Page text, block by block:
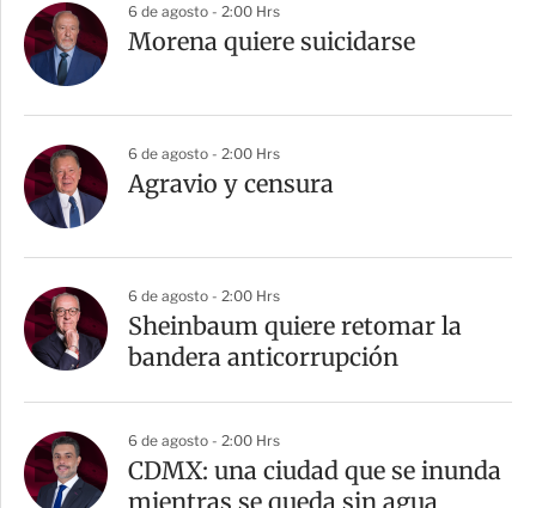
6 de agosto - 2:00 Hrs
Morena quiere suicidarse
6 de agosto - 2:00 Hrs
Agravio y censura
6 de agosto - 2:00 Hrs
Sheinbaum quiere retomar la
bandera anticorrupción
6 de agosto - 2:00 Hrs
CDMX: una ciudad que se inunda
mientras se queda sin agua